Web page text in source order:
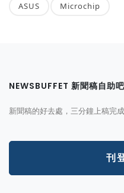
ASUS Microchip
NEWSBUFFET 新聞稿自助吧
新聞稿的好去處，三分鐘上稿完
刊